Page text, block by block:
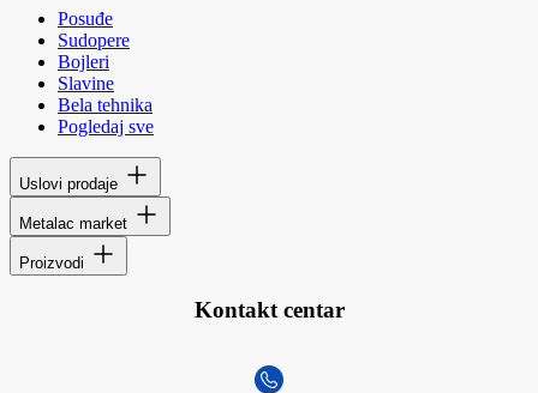
Posuđe
Sudopere
Bojleri
Slavine
Bela tehnika
Pogledaj sve
Uslovi prodaje
Metalac market
Proizvodi
Kontakt centar